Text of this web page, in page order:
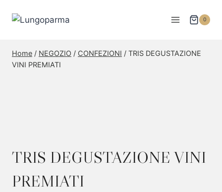
0
Home / NEGOZIO / CONFEZIONI / TRIS DEGUSTAZIONE
VINI PREMIATI
TRIS DEGUSTAZIONE VINI
PREMIATI